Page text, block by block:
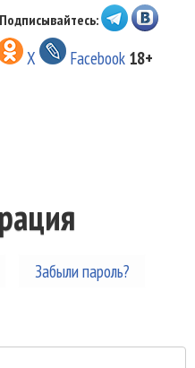
Подписывайтесь:
X Facebook 18+
Забыли пароль?